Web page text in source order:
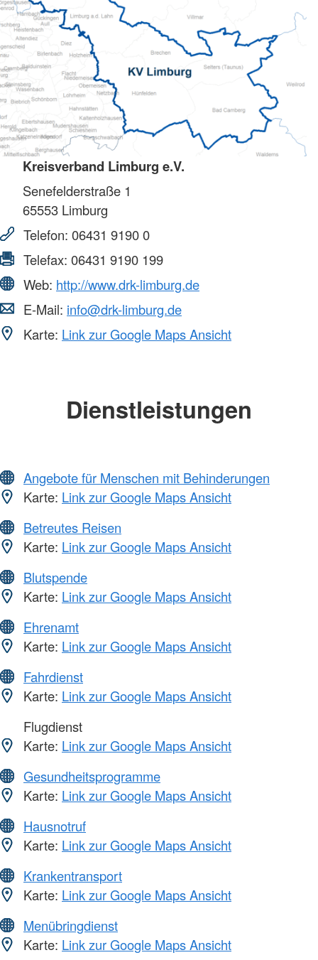
Kreisverband Limburg e.V.
Senefelderstraße 1
65553 Limburg
Telefon: 06431 9190 0
Telefax: 06431 9190 199
Web: http://www.drk-limburg.de
E-Mail: info@drk-limburg.de
Karte: Link zur Google Maps Ansicht
Dienstleistungen
Angebote für Menschen mit Behinderungen
Karte: Link zur Google Maps Ansicht
Betreutes Reisen
Karte: Link zur Google Maps Ansicht
Blutspende
Karte: Link zur Google Maps Ansicht
Ehrenamt
Karte: Link zur Google Maps Ansicht
Fahrdienst
Karte: Link zur Google Maps Ansicht
Flugdienst
Karte: Link zur Google Maps Ansicht
Gesundheitsprogramme
Karte: Link zur Google Maps Ansicht
Hausnotruf
Karte: Link zur Google Maps Ansicht
Krankentransport
Karte: Link zur Google Maps Ansicht
Menübringdienst
Karte: Link zur Google Maps Ansicht